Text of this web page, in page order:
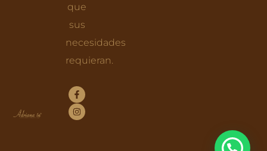
que
sus
necesidades
requieran.
F
a
c
e
b
I
n
s
t
a